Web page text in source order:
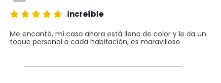
Increíble
Me encantó, mi casa ahora está llena de color y le da un
toque personal a cada habitación, es maravilloso